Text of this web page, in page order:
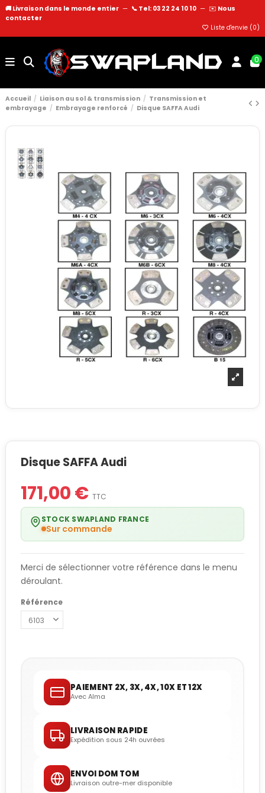
🚚 Livraison dans le monde entier — 📞 Tel: 03 22 24 10 10 — ✉️ Nous
contacter
Liste d'envie (0)
0
Accueil Liaison au sol & transmission
Transmission et
embrayage
Embrayage renforcé Disque SAFFA Audi
Disque SAFFA Audi
171,00 € TTC
STOCK SWAPLAND FRANCE
Sur commande
Merci de sélectionner votre référence dans le menu
déroulant.
Référence
PAIEMENT 2X, 3X, 4X, 10X ET 12X
Avec Alma
LIVRAISON RAPIDE
Expédition sous 24h ouvrées
ENVOI DOM TOM
Livraison outre-mer disponible